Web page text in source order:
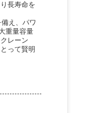
長寿命を
え、パワ
重量容量
レーン
って賢明